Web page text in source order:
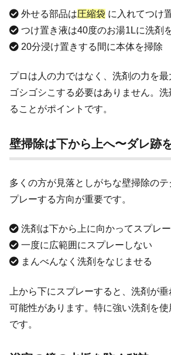
外せる部品は圧縮袋 に入れてつけ
つけ置き液は40度のお湯1Lに洗剤
20分浸け置きする間に本体を掃除
プロは人の力ではなく、洗剤の力を最
ゴシゴシこする必要はありません。
ることがポイントです。
壁掃除は下から上へ〜ダレ跡
多くの方が見落としがちな壁掃除の
プレーする方向が重要です。
洗剤は下から上に向かってスプレー
一度に広範囲にスプレーしない
まんべんなく洗剤をなじませる
上から下にスプレーすると、洗剤が
可能性があります。特に強い洗剤を
です。